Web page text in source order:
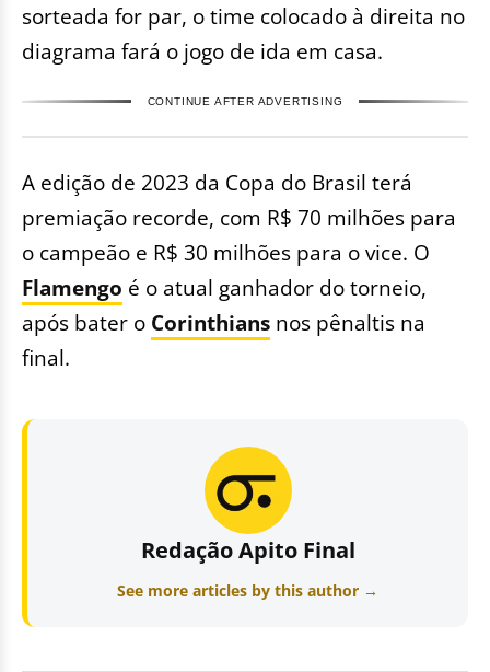
sorteada for par, o time colocado à direita no
diagrama fará o jogo de ida em casa.
CONTINUE AFTER ADVERTISING
A edição de 2023 da Copa do Brasil terá
premiação recorde, com R$ 70 milhões para
o campeão e R$ 30 milhões para o vice. O
Flamengo é o atual ganhador do torneio,
após bater o Corinthians nos pênaltis na
final.
Redação Apito Final
See more articles by this author →